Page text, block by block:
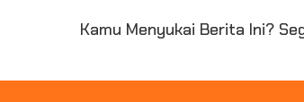
Kamu Menyukai Berita Ini?